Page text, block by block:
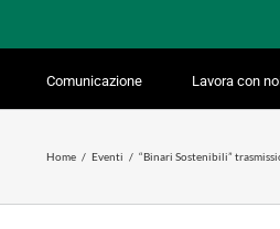
Comunicazione Lavora con
Home Eventi “Binari Sostenibili”